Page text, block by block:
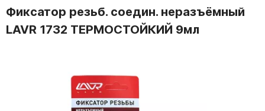
Фиксатор резьб. соедин. неразъёмный
LAVR 1732 ТЕРМОСТОЙКИЙ 9мл